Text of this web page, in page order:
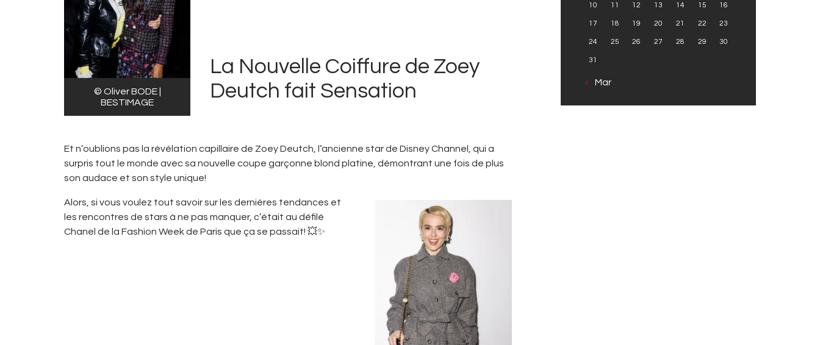
© Oliver BODE |
BESTIMAGE
La Nouvelle Coiffure de Zoey
Deutch fait Sensation
Et n’oublions pas la révélation capillaire de Zoey Deutch, l’ancienne star de Disney Channel, qui a
surpris tout le monde avec sa nouvelle coupe garçonne blond platine, démontrant une fois de plus
son audace et son style unique!
Alors, si vous voulez tout savoir sur les dernières tendances et
les rencontres de stars à ne pas manquer, c’était au défilé
Chanel de la Fashion Week de Paris que ça se passait! 💥✨
10 11 12 13 14 15 16
17 18 19 20 21 22 23
24 25 26 27 28 29 30
31
« Mar